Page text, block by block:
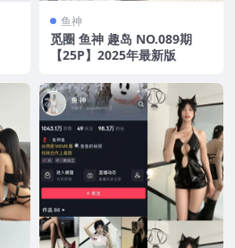
鱼神
觅圈 鱼神 趣岛 NO.089期
【25P】2025年最新版